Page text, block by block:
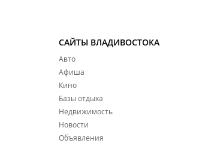
САЙТЫ ВЛАДИВОСТОКА
Авто
Афиша
Кино
Базы отдыха
Недвижимость
Новости
Объявления